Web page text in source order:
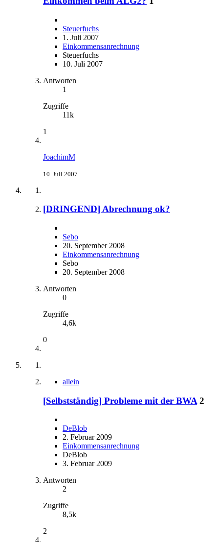
Steuerfuchs
1. Juli 2007
Einkommensanrechnung
Steuerfuchs
10. Juli 2007
Antworten
1
Zugriffe
11k
1
JoachimM
10. Juli 2007
[DRINGEND] Abrechnung ok?
Sebo
20. September 2008
Einkommensanrechnung
Sebo
20. September 2008
Antworten
0
Zugriffe
4,6k
0
allein
[Selbstständig] Probleme mit der BWA 2
DeBlob
2. Februar 2009
Einkommensanrechnung
DeBlob
3. Februar 2009
Antworten
2
Zugriffe
8,5k
2